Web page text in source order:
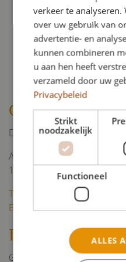
Gewicht:93 kg
Interieur:alcantara
Contact
De Jongh uitvaartverzorging
Anthonie Verherentstraat 6
1961 GD Heemskerk
Telefoon: 0251 - 234518 /
E-mail: info@djuitvaart.nl
Info
Geen standaard uitvaart,
verkeer te
over uw gebruik van
advertentie- en
kunnen combineren
u aan hen heeft
verzameld door uw
Privacybeleid
Strikt
noodzakelijk
Functioneel
ALLES